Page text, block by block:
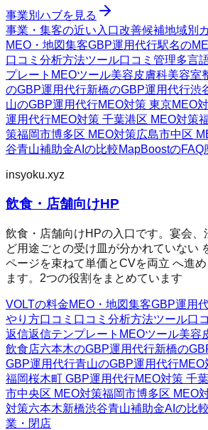
事業別ハブを見る
事業・集客の近い入口改善候補地域別
MEO・地図集客GBP運用代行駅名の
口コミ分析方法ツール口コミ管理多言
プレート MEOツール美容皮膚科美容室
のGBP運用代行新橋のGBP運用代行渋
山のGBP運用代行MEO対策 東京MEO
運用代行MEO対策 千葉港区 MEO対策
策福岡市博多区 MEO対策広島市中区
谷青山補助金AIの比較MapBoostのFAQ
insyoku.xyz
飲食・店舗向けHP
飲食・店舗向けHPの入口です。宴会、
ど用途ごとの受け皿が分かれていない
ページを束ねて単価とCVを両立 へ進
ます。2つの役割をまとめています
VOLTの料金MEO・地図集客GBP運用
やり方口コミ 口コミ分析方法ツール口
返信返信テンプレート MEOツール美容
飲食店六本木のGBP運用代行新橋の
GBP運用代行青山のGBP運用代行MEO
福岡桜木町 GBP運用代行MEO対策 千葉
市中央区 MEO対策福岡市博多区 MEO
対策六本木新橋渋谷青山補助金AIの比較
業・閉店